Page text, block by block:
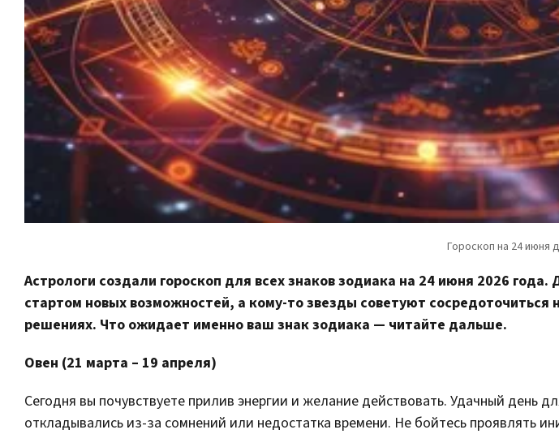
Астрологи создали гороскоп для всех знаков зодиака на 24 июня 2026 года.
стартом новых возможностей, а кому-то звезды советуют сосредоточиться
решениях. Что ожидает именно ваш знак зодиака — читайте дальше.
Овен (21 марта – 19 апреля)
Сегодня вы почувствуете прилив энергии и желание действовать. Удачный день
откладывались из-за сомнений или недостатка времени. Не бойтесь проявлять